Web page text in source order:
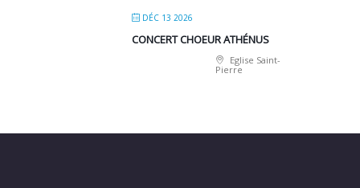
DÉC 13 2026
CONCERT CHOEUR ATHÉNUS
Eglise Saint-
Pierre